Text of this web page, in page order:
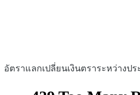
อัตราแลกเปลี่ยนเงินตราระหว่างปร